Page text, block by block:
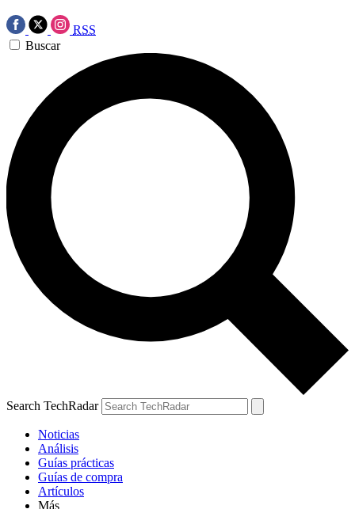
RSS
Buscar
Search TechRadar
Noticias
Análisis
Guías prácticas
Guías de compra
Artículos
Más